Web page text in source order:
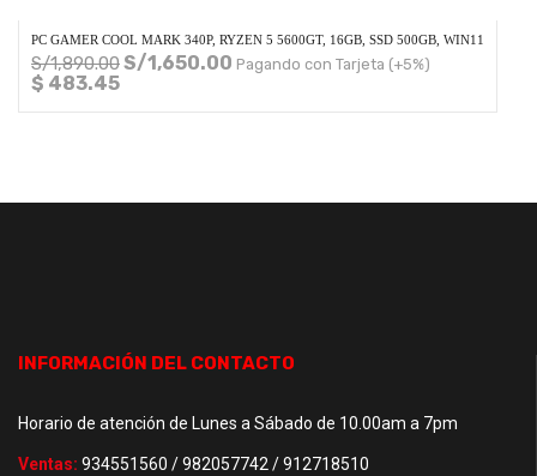
PC GAMER COOL MARK 340P, RYZEN 5 5600GT, 16GB, SSD 500GB, WIN11
S/1,890.00S/1,650.00 Pagando con Tarjeta (+5%)
$ 483.45
INFORMACIÓN DEL CONTACTO
Horario de atención de Lunes a Sábado de 10.00am a 7pm
Ventas: 934551560 / 982057742 / 912718510